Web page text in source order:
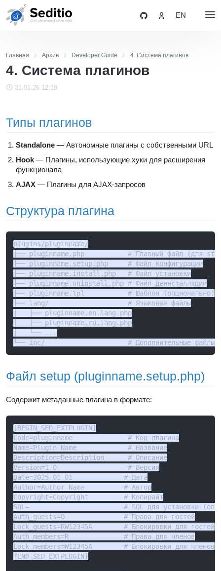
EN
Главная Архив Developer Guide 4. Система плагинов
4. Система плагинов
31-01-26 12:19
Типы плагинов
Standalone — Автономные плагины с собственными URL
Hook — Плагины, использующие хуки для расширения
функционала
AJAX — Плагины для AJAX-запросов
Структура плагина
plugins/pluginname/
├── pluginname.php           # Главный файл (для
├── pluginname.setup.php     # Файл конфигурации
├── pluginname.install.php   # Файл установки
├── pluginname.uninstall.php # Файл деинсталляции
├── pluginname.tpl           # Шаблон (опционально)
├── lang/                    # Языковые файлы
│   ├── pluginname.en.lang.php
│   ├── pluginname.ru.lang.php
│   └── ...
└── inc/                     # Дополнительные файлы
Файл setup (pluginname.setup.php)
Содержит метаданные плагина в формате:
[BEGIN_SED_EXTPLUGIN]
Code=pluginname              # Код плагина
Name=Plugin Name             # Название
Description=Description      # Описание
Version=1.0                  # Версия
Date=2025-01-01             # Дата
Author=Author Name          # Автор
Copyright=Copyright         # Копирайт
SQL=                        # SQL для установки
Auth_guests=0               # Права для гостей
Lock_guests=RW12345A        # Блокировки для гостей
Auth_members=R              # Права для членов
Lock_members=W12345A        # Блокировки для членов
[END_SED_EXTPLUGIN]